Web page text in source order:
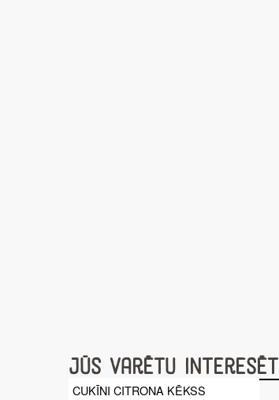
Jūs varētu interesēt
CUKĪNI CITRONA KĒKSS